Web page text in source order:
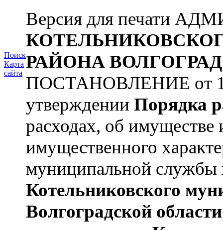
Поиск
Карта
сайта
Версия для печати
РАЙОНА
ПОСТАНОВЛЕНИЕ от
утверждении Порядка
расходах, об имуществе
имущественного
муниципальной службы
Котельниковского
Волгоградской области